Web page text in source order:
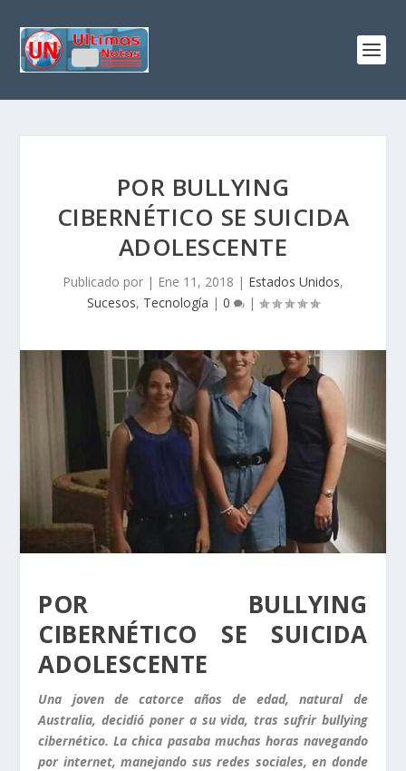
POR BULLYING
CIBERNÉTICO SE SUICIDA
ADOLESCENTE
Publicado por | Ene 11, 2018 | Estados Unidos,
Sucesos, Tecnología | 0 |
POR BULLYING
CIBERNÉTICO SE SUICIDA
ADOLESCENTE
Una joven de catorce años de edad, natural de
Australia, decidió poner a su vida, tras sufrir bullying
cibernético. La chica pasaba muchas horas navegando
por internet, manejando sus redes sociales, en donde